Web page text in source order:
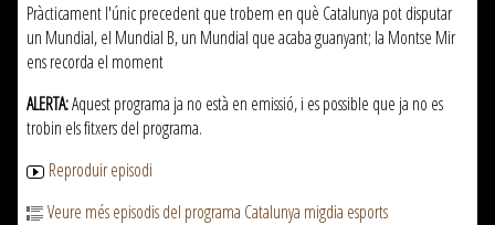
Pràcticament l'únic precedent que trobem en què Catalunya pot disputar
un Mundial, el Mundial B, un Mundial que acaba guanyant; la Montse Mir
ens recorda el moment
ALERTA:Aquest programa ja no està en emissió, i es possible que ja no es
trobin els fitxers del programa.
Reproduir episodi
Veure més episodis del programa Catalunya migdia esports